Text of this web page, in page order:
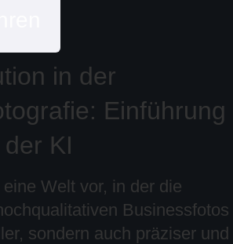
in der
Einführung
KI
Welt vor, in der die
Businessfotos
sondern auch präziser und